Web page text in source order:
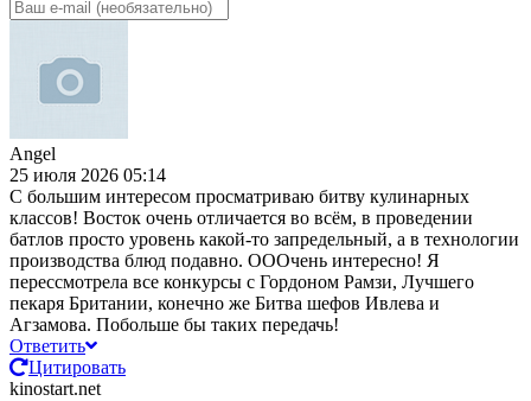
Angel
25 июля 2026 05:14
С большим интересом просматриваю битву кулинарных
классов! Восток очень отличается во всём, в проведении
батлов просто уровень какой-то запредельный, а в технологии
производства блюд подавно. ОООчень интересно! Я
перессмотрела все конкурсы с Гордоном Рамзи, Лучшего
пекаря Британии, конечно же Битва шефов Ивлева и
Агзамова. Побольше бы таких передачь!
Ответить
Цитировать
kinostart.net